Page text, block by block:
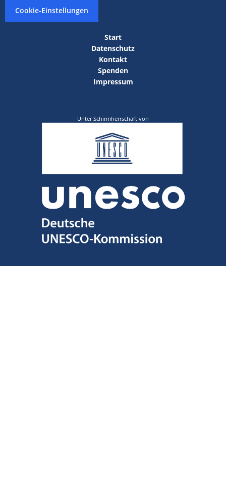
Cookie-Einstellungen
Start
Datenschutz
Kontakt
Spenden
Impressum
Unter Schirmherrschaft von